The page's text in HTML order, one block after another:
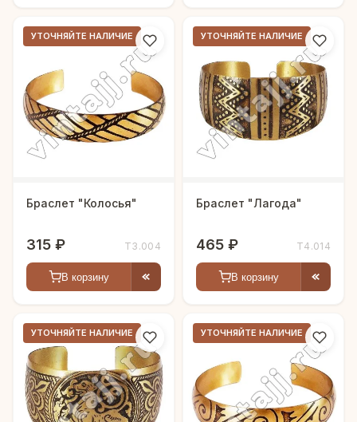
УТОЧНЯЙТЕ НАЛИЧИЕ
Браслет "Колосья"
315 ₽ Т3.004
В корзину
УТОЧНЯЙТЕ НАЛИЧИЕ
Браслет "Лагода"
465 ₽ Т4.014
В корзину
УТОЧНЯЙТЕ НАЛИЧИЕ УТОЧНЯЙТЕ НАЛИЧИЕ